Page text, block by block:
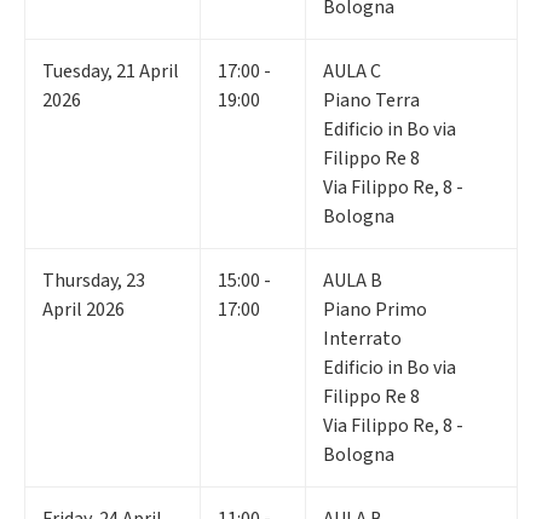
Bologna
Tuesday, 21April
2026
17:00 -
19:00
AULA C
Piano Terra
Edificio in Bo via
Filippo Re 8
Via Filippo Re, 8 -
Bologna
Thursday, 23
April 2026
15:00 -
17:00
AULA B
Piano Primo
Interrato
Edificio in Bo via
Filippo Re 8
Via Filippo Re, 8 -
Bologna